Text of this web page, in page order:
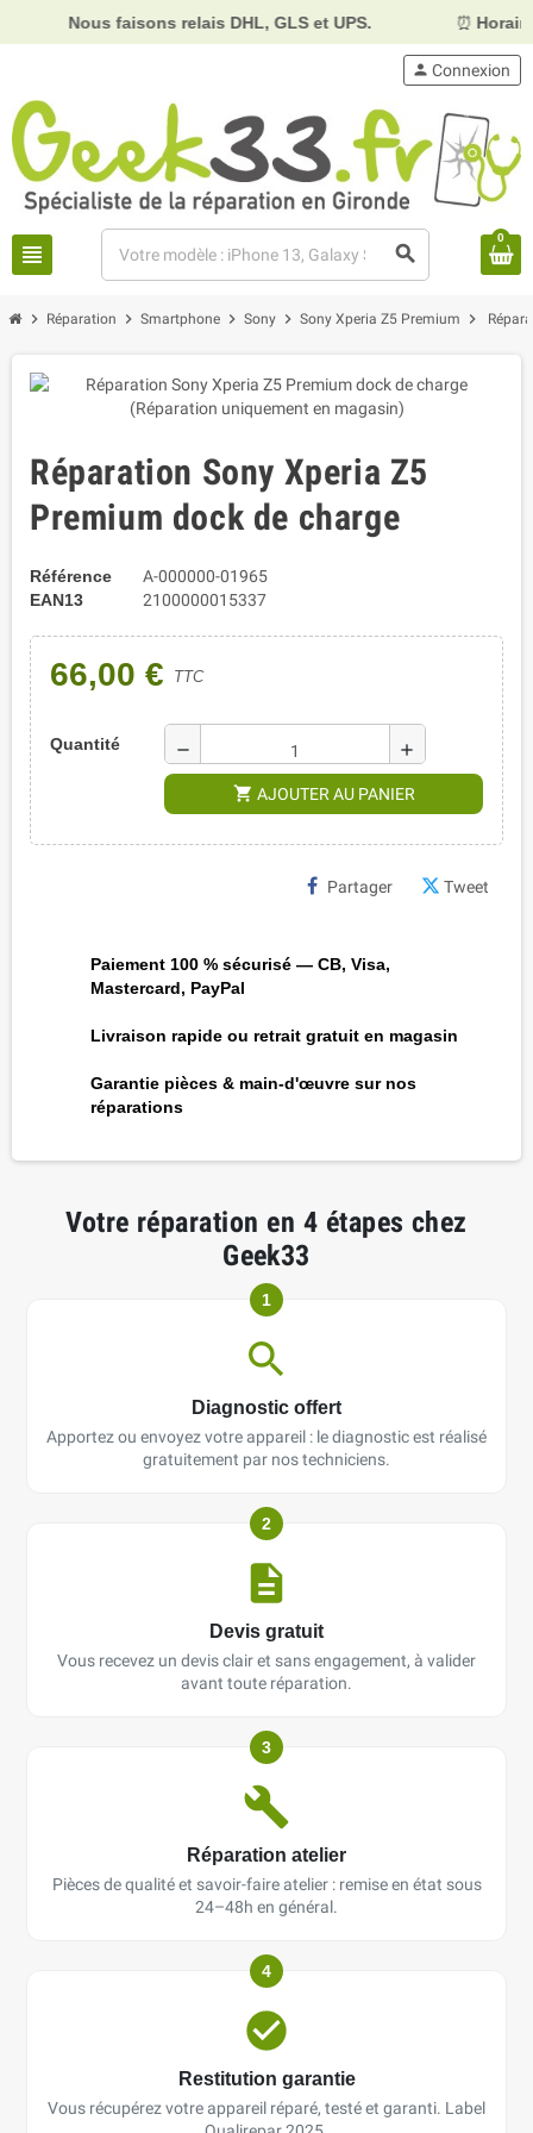
faisons relais DHL, GLS et UPS. Horaires :
view_headline search
person Connexion
0
chevron_right Réparation chevron_right Smartphone chevron_right Sony chevron_right Sony Xperia Z5 Premium chevron_right
Réparation Sony Xperia Z5
Premium dock de charge
Référence
A-000000-01965
EAN13
2100000015337
66,00 € TTC
Quantité remove add
shopping_cart AJOUTER AU PANIER
Partager Tweet
Paiement 100 % sécurisé — CB, Visa,
Mastercard, PayPal
Livraison rapide ou retrait gratuit en magasin
Garantie pièces & main-d'œuvre sur nos
réparations
Votre réparation en 4 étapes chez
Geek33
1
Diagnostic offert
Apportez ou envoyez votre appareil : le diagnostic est réalisé
gratuitement par nos techniciens.
2
Devis gratuit
Vous recevez un devis clair et sans engagement, à valider
avant toute réparation.
3
Réparation atelier
Pièces de qualité et savoir-faire atelier : remise en état sous
24–48h en général.
4
Restitution garantie
Vous récupérez votre appareil réparé, testé et garanti. Label